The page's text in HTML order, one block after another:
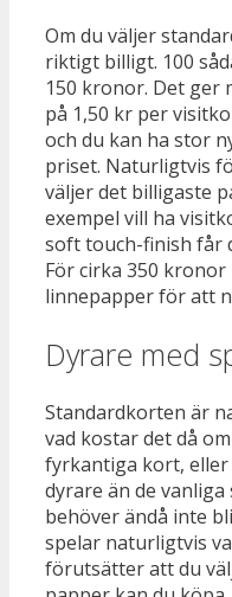
Om du väljer
riktigt billigt. 100
150 kronor. Det ger
på 1,50 kr per
och du kan ha stor
priset. Naturligtvis
väljer det billigaste
exempel vill ha
soft touch-finish får
För cirka 350
linnepapper för att
Dyrare med
Standardkorten är
vad kostar det då
fyrkantiga kort, eller
dyrare än de
behöver ändå inte
spelar naturligtvis
förutsätter att du